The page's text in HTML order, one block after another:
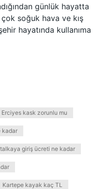
günlük hayatta
soğuk hava ve kış
hayatında kullanıma
Erciyes kask zorunlu mu
kadar
giriş ücreti ne kadar
Kartepe kayak kaç TL